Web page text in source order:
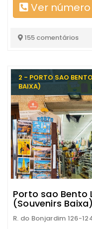
Ver
155 comentários
2 - PORTO SAO
BAIXA)
Porto sao Bento
(Souvenirs
R. do Bonjardim 126-